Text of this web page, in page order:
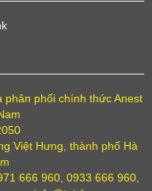
phân phối chính thức Anest
Việt Hưng, thành phố Hà
666 960, 0933 666 960,